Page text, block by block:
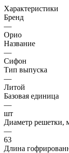
Характеристики
Бренд
—
Орио
Название
—
Сифон
Тип выпуска
—
Литой
Базовая единица
—
шт
Диаметр решетки,
—
63
Длина